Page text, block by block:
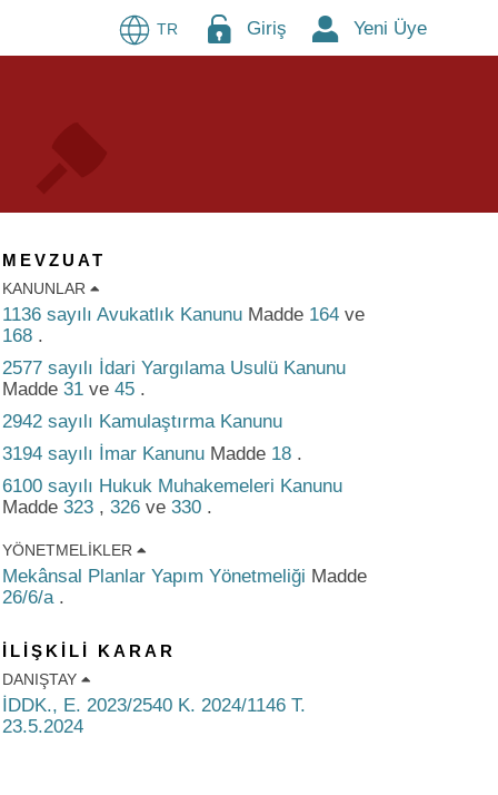
TR Giriş Yeni Üye
MEVZUAT
KANUNLAR
1136 sayılı Avukatlık Kanunu Madde 164 ve
168 .
2577 sayılı İdari Yargılama Usulü Kanunu
Madde 31 ve 45 .
2942 sayılı Kamulaştırma Kanunu
3194 sayılı İmar Kanunu Madde 18 .
6100 sayılı Hukuk Muhakemeleri Kanunu
Madde 323 , 326 ve 330 .
YÖNETMELIKLER
Mekânsal Planlar Yapım Yönetmeliği Madde
26/6/a .
İLİŞKİLİ KARAR
DANIŞTAY
İDDK., E. 2023/2540 K. 2024/1146 T.
23.5.2024